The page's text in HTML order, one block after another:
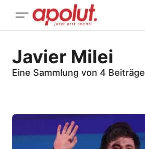
Javier Milei
Eine Sammlung von 4 Beiträge